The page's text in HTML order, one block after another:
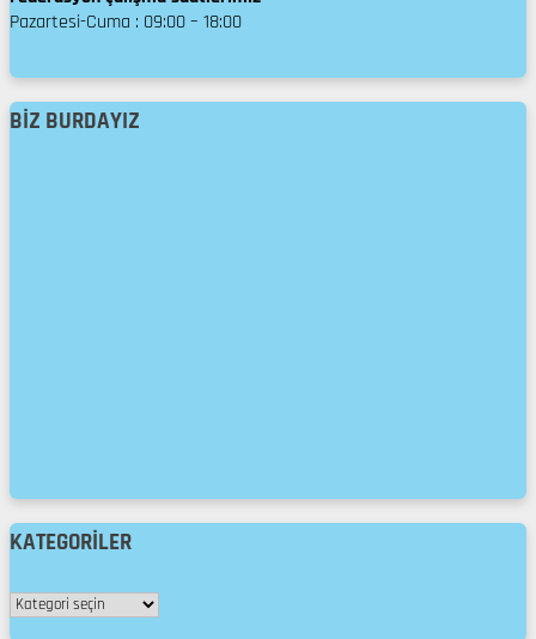
Pazartesi-Cuma : 09:00 – 18:00
BIZ BURDAYIZ
KATEGORILER
Kategoriler